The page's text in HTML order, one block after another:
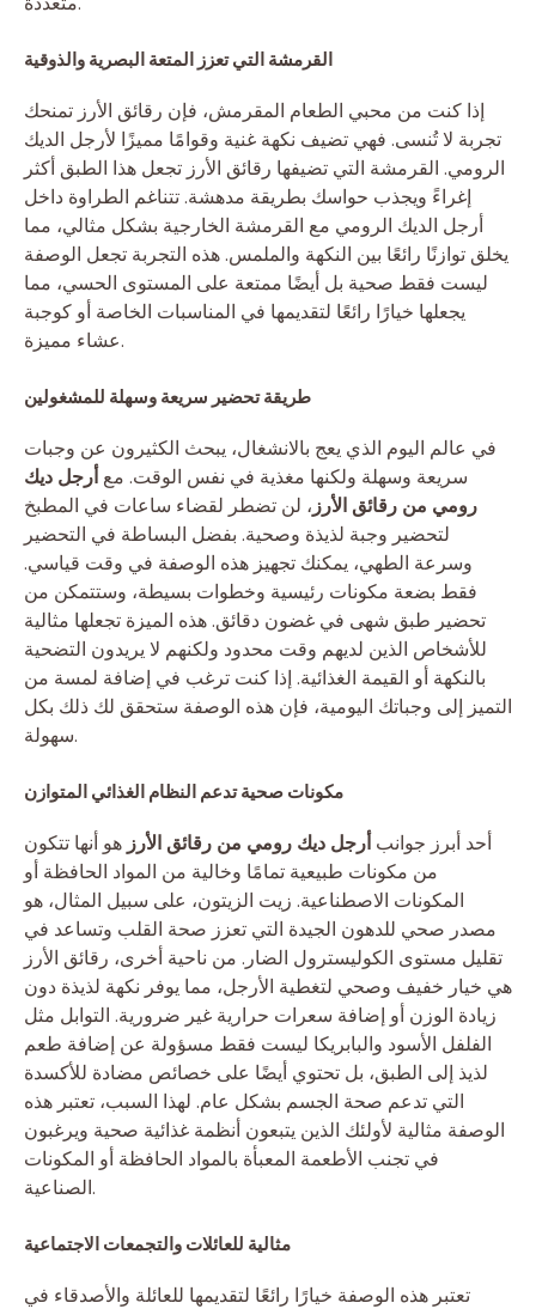
القرمشة التي تعزز المتعة البصرية والذوقية
إذا كنت من محبي الطعام المقرمش، فإن رقائق الأرز تمنحك
تجربة لا تُنسى. فهي تضيف نكهة غنية وقوامًا مميزًا لأرجل الديك
الرومي. القرمشة التي تضيفها رقائق الأرز تجعل هذا الطبق أكثر
إغراءً ويجذب حواسك بطريقة مدهشة. تتناغم الطراوة داخل
أرجل الديك الرومي مع القرمشة الخارجية بشكل مثالي، مما
يخلق توازنًا رائعًا بين النكهة والملمس. هذه التجربة تجعل الوصفة
ليست فقط صحية بل أيضًا ممتعة على المستوى الحسي، مما
يجعلها خيارًا رائعًا لتقديمها في المناسبات الخاصة أو كوجبة
عشاء مميزة.
طريقة تحضير سريعة وسهلة للمشغولين
في عالم اليوم الذي يعج بالانشغال، يبحث الكثيرون عن وجبات
سريعة وسهلة ولكنها مغذية في نفس الوقت. معأرجل ديك
رومي من رقائق الأرز ، لن تضطر لقضاء ساعات في المطبخ
لتحضير وجبة لذيذة وصحية. بفضل البساطة في التحضير
وسرعة الطهي، يمكنك تجهيز هذه الوصفة في وقت قياسي.
فقط بضعة مكونات رئيسية وخطوات بسيطة، وستتمكن من
تحضير طبق شهى في غضون دقائق. هذه الميزة تجعلها مثالية
للأشخاص الذين لديهم وقت محدود ولكنهم لا يريدون التضحية
بالنكهة أو القيمة الغذائية. إذا كنت ترغب في إضافة لمسة من
التميز إلى وجباتك اليومية، فإن هذه الوصفة ستحقق لك ذلك بكل
سهولة.
مكونات صحية تدعم النظام الغذائي المتوازن
أحد أبرز جوانبأرجل ديك رومي من رقائق الأرز هو أنها تتكون
من مكونات طبيعية تمامًا وخالية من المواد الحافظة أو
المكونات الاصطناعية. زيت الزيتون، على سبيل المثال، هو
مصدر صحي للدهون الجيدة التي تعزز صحة القلب وتساعد في
تقليل مستوى الكوليسترول الضار. من ناحية أخرى، رقائق الأرز
هي خيار خفيف وصحي لتغطية الأرجل، مما يوفر نكهة لذيذة دون
زيادة الوزن أو إضافة سعرات حرارية غير ضرورية. التوابل مثل
الفلفل الأسود والبابريكا ليست فقط مسؤولة عن إضافة طعم
لذيذ إلى الطبق، بل تحتوي أيضًا على خصائص مضادة للأكسدة
التي تدعم صحة الجسم بشكل عام. لهذا السبب، تعتبر هذه
الوصفة مثالية لأولئك الذين يتبعون أنظمة غذائية صحية ويرغبون
في تجنب الأطعمة المعبأة بالمواد الحافظة أو المكونات
الصناعية.
مثالية للعائلات والتجمعات الاجتماعية
تعتبر هذه الوصفة خيارًا رائعًا لتقديمها للعائلة والأصدقاء في